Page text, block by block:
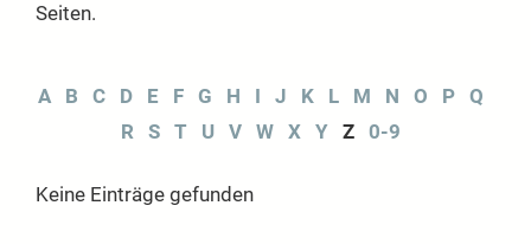
Seiten.
A B C D E F G H I J K L M N O P Q
R S T U V W X Y Z 0-9
Keine Einträge gefunden